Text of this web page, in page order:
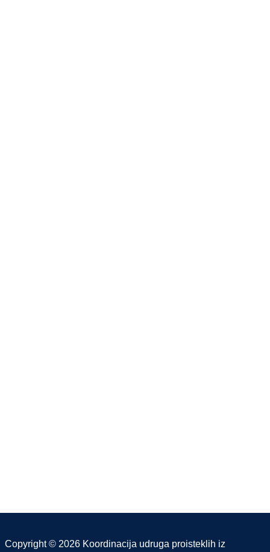
Copyright © 2026 Koordinacija udruga proisteklih iz